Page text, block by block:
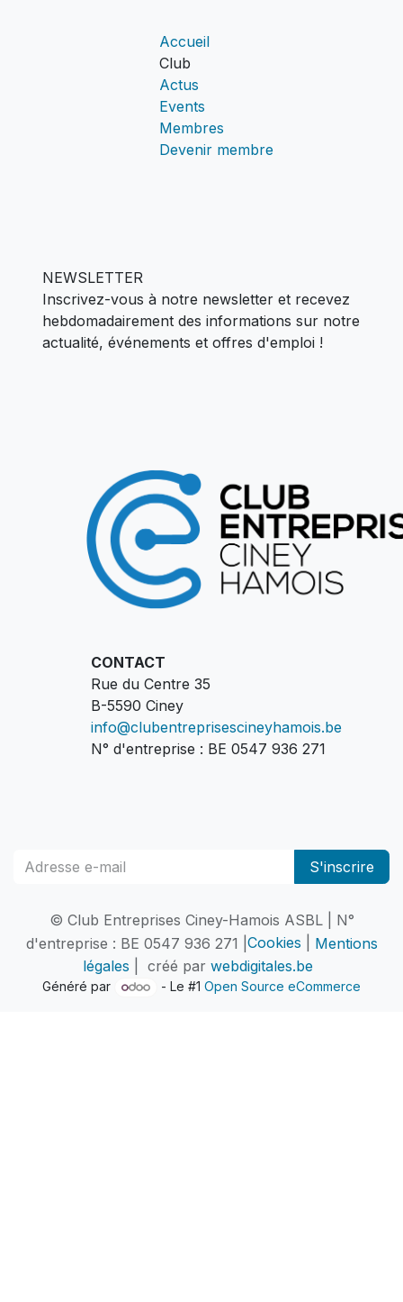
Accueil
Club
Actus
Events
Membres
Devenir membre
NEWSLETTER
Inscrivez-vous à notre newsletter et recevez
hebdomadairement des informations sur notre
actualité, événements et offres d'emploi !
CONTACT
Rue du Centre 35
B-5590 Ciney
info@clubentreprisescineyhamois.be
N° d'entreprise : BE 0547 936 271
S'inscrire
© Club Entreprises Ciney-Hamois ASBL | N°
d'entreprise : BE 0547 936 271 | Cookies
Mentions
légales | créé par webdigitales.be
Généré par - Le #1Open Source eCommerce